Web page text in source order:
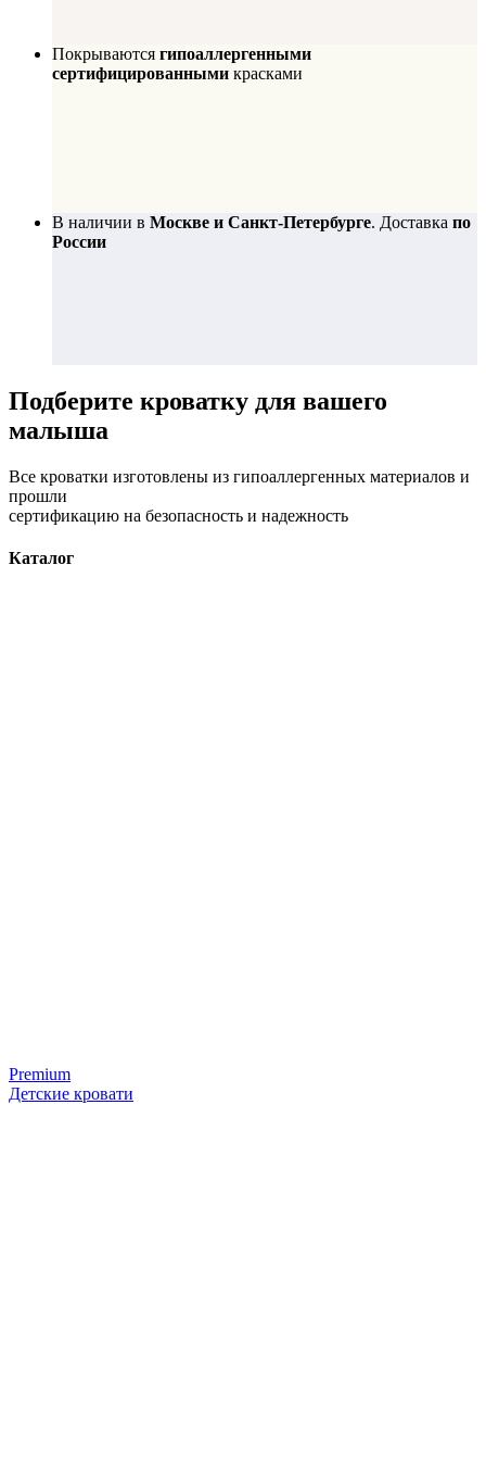
Покрываются гипоаллергенными
сертифицированными красками
В наличии в Москве и Санкт-Петербурге. Доставка по
России
Подберите кроватку для вашего
малыша
Все кроватки изготовлены из гипоаллергенных материалов и
прошли
сертификацию на безопасность и надежность
Каталог
Premium
Детские кровати